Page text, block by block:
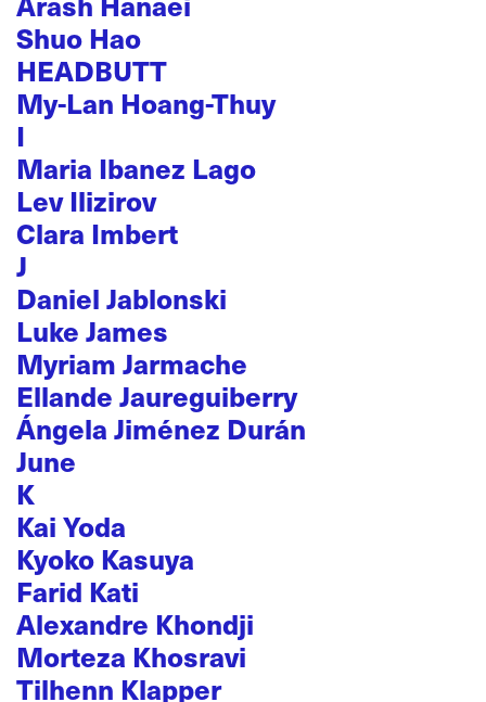
Shuo Hao
HEADBUTT
My-Lan Hoang-Thuy
I
Maria Ibanez Lago
Lev Ilizirov
Clara Imbert
J
Daniel Jablonski
Luke James
Myriam Jarmache
Ellande Jaureguiberry
Ángela Jiménez Durán
June
K
Kai Yoda
Kyoko Kasuya
Farid Kati
Alexandre Khondji
Morteza Khosravi
Tilhenn Klapper